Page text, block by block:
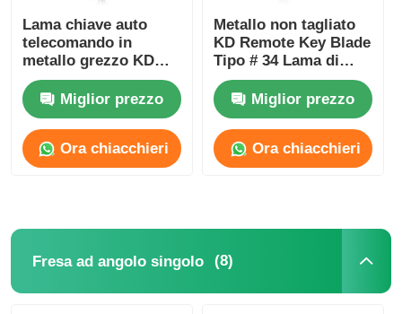
Lama chiave auto
telecomando in
metallo grezzo KD
Tipo #33 HYN14 Per
H-Yundai Accent K-Ia
33#
Miglior prezzo
Ora chiacchieri
Metallo non tagliato
KD Remote Key Blade
Tipo # 34 Lama di
emergenza per K-A
Rio H-Yundai Accento
HYN10
Miglior prezzo
Ora chiacchieri
Fresa ad angolo singolo (8)